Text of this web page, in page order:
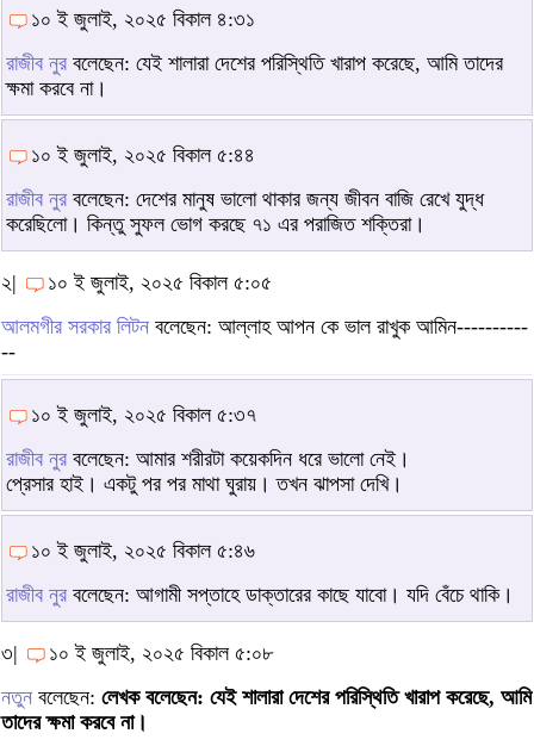
১০ ই জুলাই, ২০২৫ বিকাল ৪:৩১
রাজীব নুর বলেছেন: যেই শালারা দেশের পরিস্থিতি খারাপ করেছে, আমি তাদের
ক্ষমা করবে না।
১০ ই জুলাই, ২০২৫ বিকাল ৫:৪৪
রাজীব নুর বলেছেন: দেশের মানুষ ভালো থাকার জন্য জীবন বাজি রেখে যুদ্ধ
করেছিলো। কিন্তু সুফল ভোগ করছে ৭১ এর পরাজিত শক্তিরা।
২|
১০ ই জুলাই, ২০২৫ বিকাল ৫:০৫
আলমগীর সরকার লিটন বলেছেন: আল্লাহ আপন কে ভাল রাখুক আমিন----------
--
১০ ই জুলাই, ২০২৫ বিকাল ৫:৩৭
রাজীব নুর বলেছেন: আমার শরীরটা কয়েকদিন ধরে ভালো নেই।
প্রেসার হাই। একটু পর পর মাথা ঘুরায়। তখন ঝাপসা দেখি।
১০ ই জুলাই, ২০২৫ বিকাল ৫:৪৬
রাজীব নুর বলেছেন: আগামী সপ্তাহে ডাক্তারের কাছে যাবো। যদি বেঁচে থাকি।
৩|
১০ ই জুলাই, ২০২৫ বিকাল ৫:০৮
নতুন বলেছেন: লেখক বলেছেন: যেই শালারা দেশের পরিস্থিতি খারাপ করেছে, আমি
তাদের ক্ষমা করবে না।